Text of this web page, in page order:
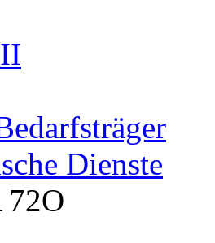
Dienste